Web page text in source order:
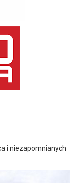
i niezapomnianych